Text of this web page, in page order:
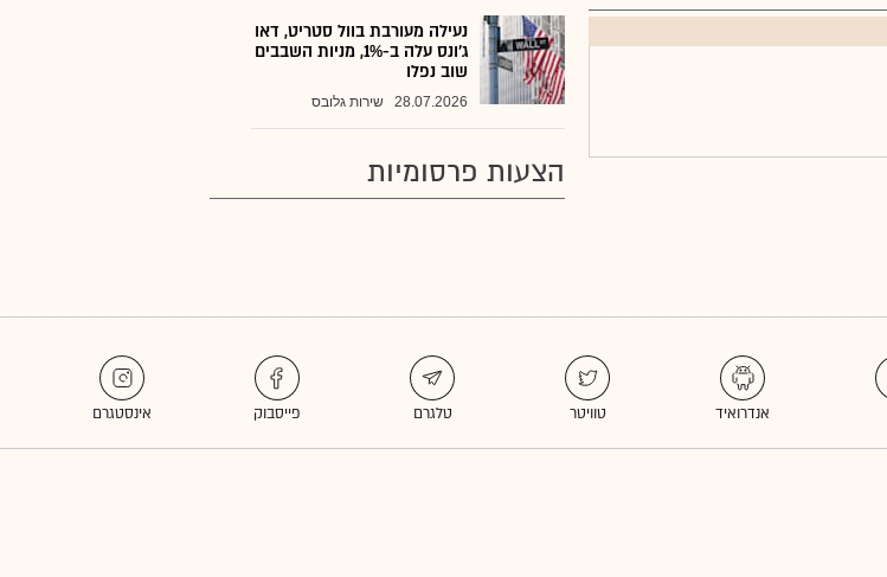
נעילה מעורבת בוול סטריט, דאו
ג'ונס עלה ב-1%, מניות השבבים
שוב נפלו
28.07.2026 שירות גלובס
הצעות פרסומיות